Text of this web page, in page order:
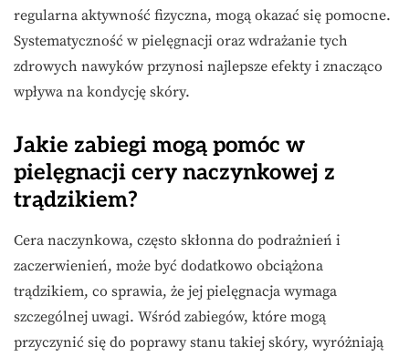
regularna aktywność fizyczna, mogą okazać się pomocne.
Systematyczność w pielęgnacji oraz wdrażanie tych
zdrowych nawyków przynosi najlepsze efekty i znacząco
wpływa na kondycję skóry.
Jakie zabiegi mogą pomóc w
pielęgnacji cery naczynkowej z
trądzikiem?
Cera naczynkowa, często skłonna do podrażnień i
zaczerwienień, może być dodatkowo obciążona
trądzikiem, co sprawia, że jej pielęgnacja wymaga
szczególnej uwagi. Wśród zabiegów, które mogą
przyczynić się do poprawy stanu takiej skóry, wyróżniają